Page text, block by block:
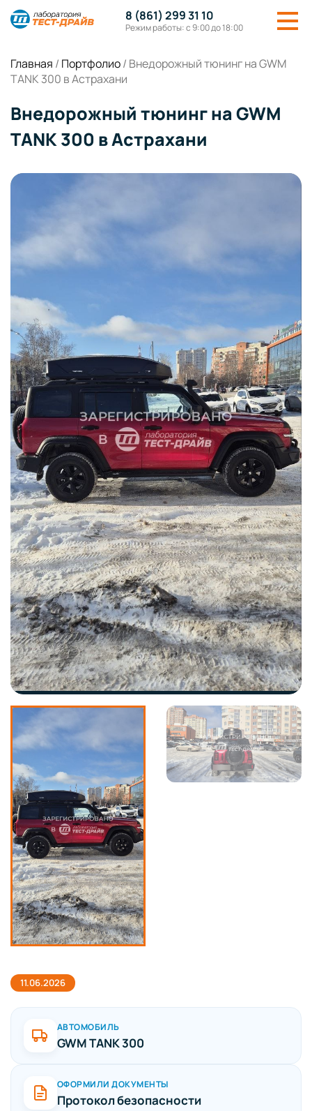
8 (861) 299 31 10
Режим работы: с 9:00 до 18:00
Главная / Портфолио/ Внедорожный тюнинг на GWM
TANK 300 в Астрахани
Внедорожный тюнинг на GWM
TANK 300 в Астрахани
11.06.2026
АВТОМОБИЛЬ
GWM TANK 300
ОФОРМИЛИ ДОКУМЕНТЫ
Протокол безопасности